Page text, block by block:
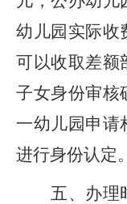
幼儿园实际收
可以收取差额
子女身份审核
一幼儿园申请
进行身份认定。
五、办理